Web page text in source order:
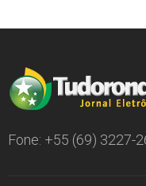
Fone: +55 (69) 3227-